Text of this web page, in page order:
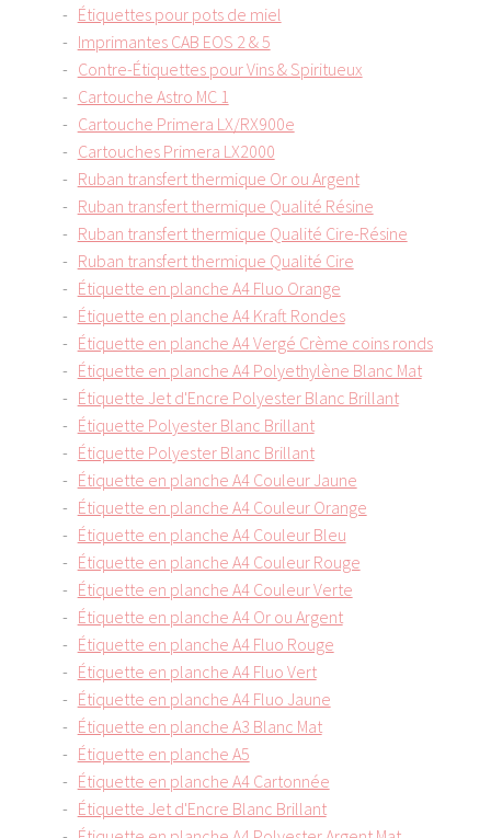
Étiquettes pour pots de miel
Imprimantes CAB EOS 2 & 5
Contre-Étiquettes pour Vins & Spiritueux
Cartouche Astro MC 1
Cartouche Primera LX/RX900e
Cartouches Primera LX2000
Ruban transfert thermique Or ou Argent
Ruban transfert thermique Qualité Résine
Ruban transfert thermique Qualité Cire-Résine
Ruban transfert thermique Qualité Cire
Étiquette en planche A4 Fluo Orange
Étiquette en planche A4 Kraft Rondes
Étiquette en planche A4 Vergé Crème coins ronds
Étiquette en planche A4 Polyethylène Blanc Mat
Étiquette Jet d'Encre Polyester Blanc Brillant
Étiquette Polyester Blanc Brillant
Étiquette Polyester Blanc Brillant
Étiquette en planche A4 Couleur Jaune
Étiquette en planche A4 Couleur Orange
Étiquette en planche A4 Couleur Bleu
Étiquette en planche A4 Couleur Rouge
Étiquette en planche A4 Couleur Verte
Étiquette en planche A4 Or ou Argent
Étiquette en planche A4 Fluo Rouge
Étiquette en planche A4 Fluo Vert
Étiquette en planche A4 Fluo Jaune
Étiquette en planche A3 Blanc Mat
Étiquette en planche A5
Étiquette en planche A4 Cartonnée
Étiquette Jet d'Encre Blanc Brillant